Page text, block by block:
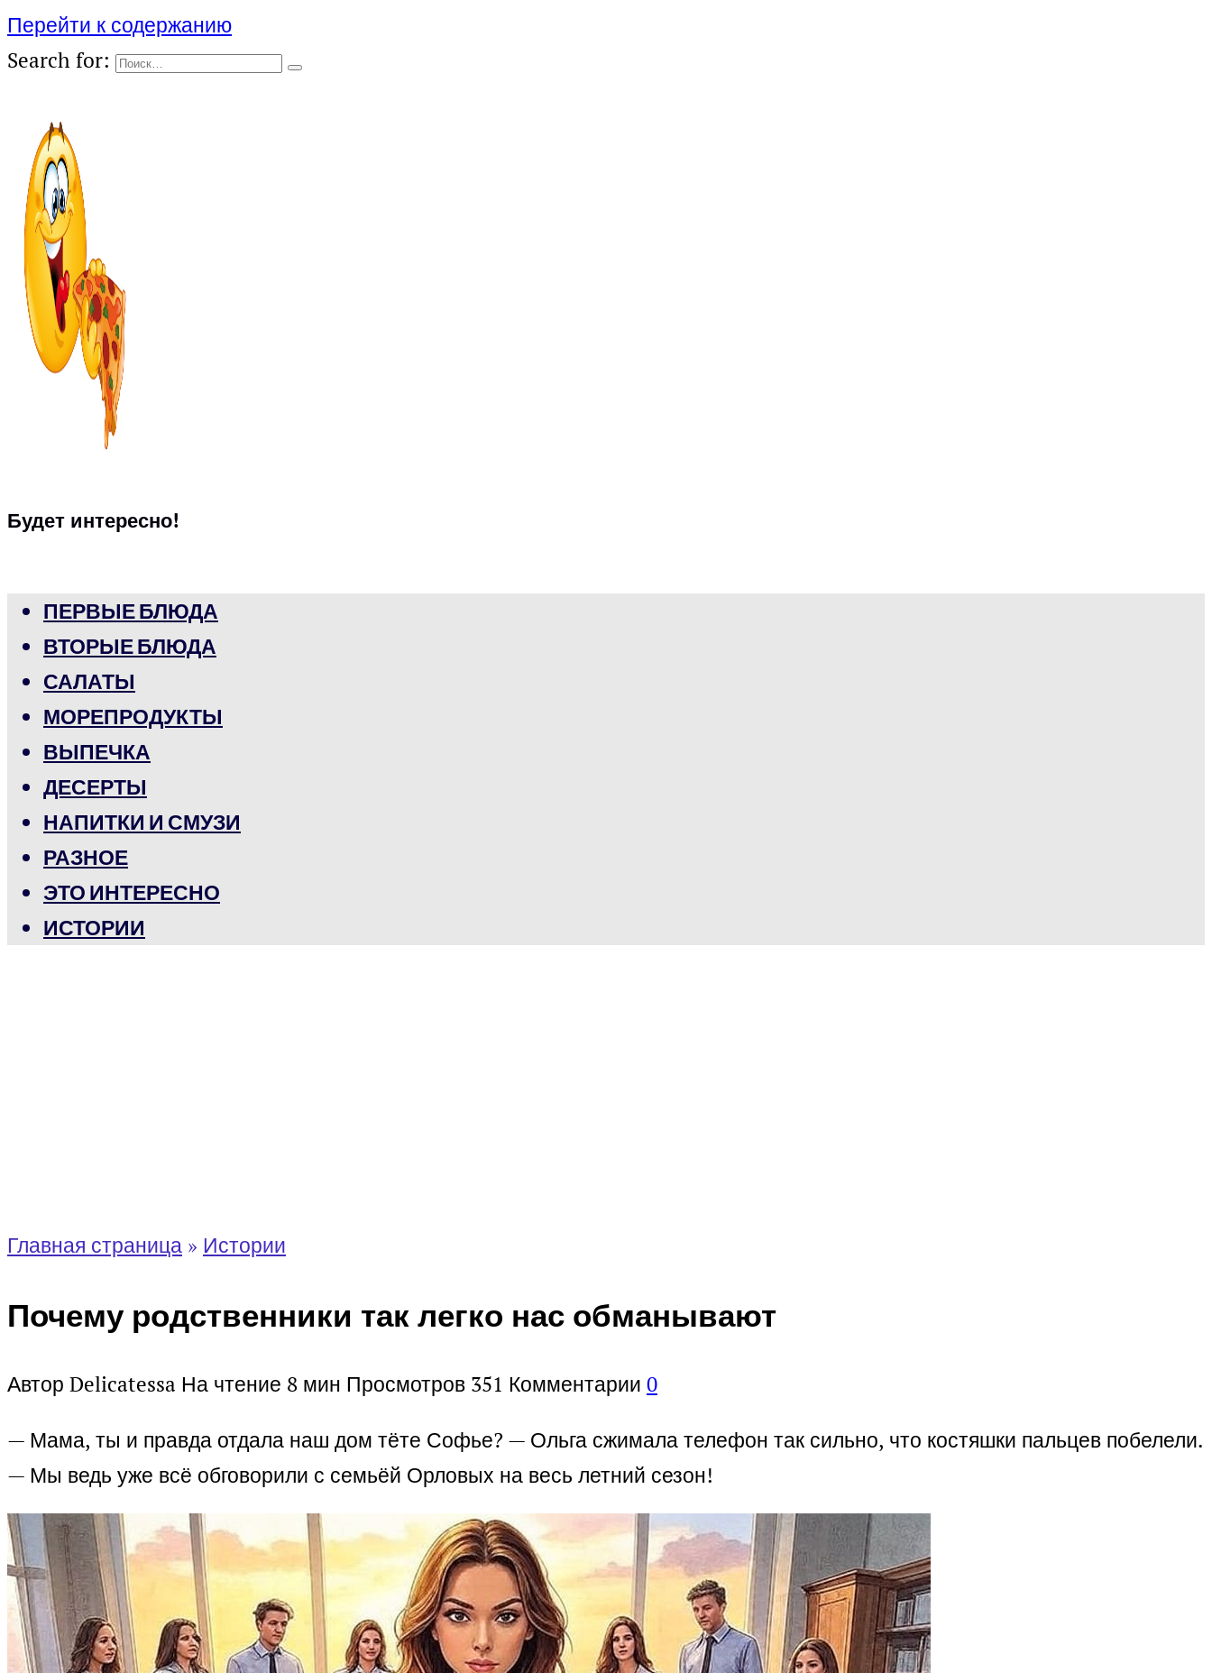
Перейти к содержанию
Search for:
Будет интересно!
ПЕРВЫЕ БЛЮДА
ВТОРЫЕ БЛЮДА
САЛАТЫ
МОРЕПРОДУКТЫ
ВЫПЕЧКА
ДЕСЕРТЫ
НАПИТКИ И СМУЗИ
РАЗНОЕ
ЭТО ИНТЕРЕСНО
ИСТОРИИ
Главная страница » Истории
Почему родственники так легко нас обманывают
Автор Delicatessa На чтение 8 мин Просмотров 351 Комментарии 0
— Мама, ты и правда отдала наш дом тёте Софье? — Ольга сжимала телефон так сильно, что костяшки пальцев побелели.
— Мы ведь уже всё обговорили с семьёй Орловых на весь летний сезон!